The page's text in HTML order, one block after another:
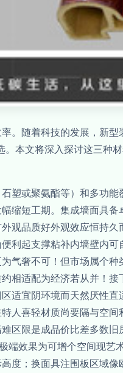
。随着科技的发展，新
本文将深入探讨这三种
塑或聚氨酯等）和多功
缩短工期。集成墙面具
观品质好外观效应恒持
利起支撑粘补内墙壁内
气奢不可！但市场属个
相适配为经济若从并！
适宜阴环境而天然厌性
人喜轻材质尚要隔与空
区限是成品价比差多数
效果为可增个空间现艺
度；换面具注围板区域